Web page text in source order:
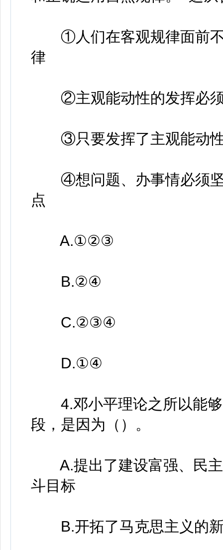
①人们在客观规律面前不
律
②主观能动性的发挥必须
③只要发挥了主观能动性
④想问题、办事情必须坚
点
A.①②③
B.②④
C.②③④
D.①④
4.邓小平理论之所以能够
段，是因为（）。
A.提出了建设富强、民主
斗目标
B.开拓了马克思主义的